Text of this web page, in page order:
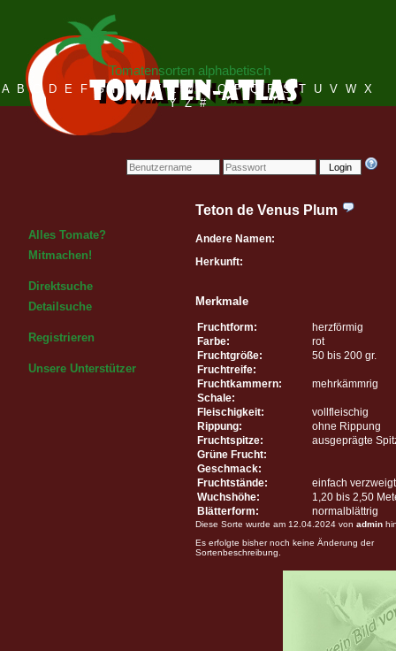
Login
Tomatensorten alphabetisch
A B C D E F G H I J K L M N O P Q R S T U V W X
Y Z #
Alles Tomate?
Mitmachen!
Direktsuche
Detailsuche
Registrieren
Unsere Unterstützer
Teton de Venus Plum
Andere Namen:
Herkunft:
Merkmale
Fruchtform:
herzförmig
Farbe:
rot
Fruchtgröße:
50 bis 200 gr.
Fruchtreife:
Fruchtkammern:
mehrkämmrig
Schale:
Fleischigkeit:
vollfleischig
Rippung:
ohne Rippung
Fruchtspitze:
ausgeprägte
Grüne Frucht:
Geschmack:
Fruchtstände:
einfach verzweigt
Wuchshöhe:
1,20 bis 2,50
Blätterform:
normalblättrig
Diese Sorte wurde am 12.04.2024 von admin
Es erfolgte bisher noch keine Änderung der
Sortenbeschreibung.